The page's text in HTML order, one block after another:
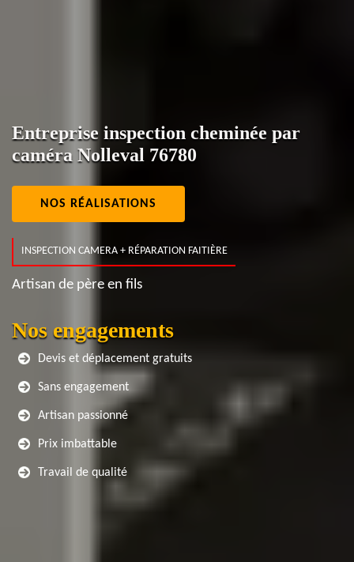
Entreprise inspection cheminée par
caméra Nolleval 76780
NOS RÉALISATIONS
INSPECTION CAMERA + RÉPARATION FAITIÈRE
Artisan de père en fils
Nos engagements
Devis et déplacement gratuits
Sans engagement
Artisan passionné
Prix imbattable
Travail de qualité